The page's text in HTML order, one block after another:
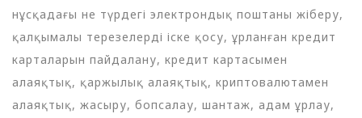
нұсқадағы не түрдегі электрондық поштаны жіберу,
қалқымалы терезелерді іске қосу, ұрланған кредит
карталарын пайдалану, кредит картасымен
алаяқтық, қаржылық алаяқтық, криптовалютамен
алаяқтық, жасыру, бопсалау, шантаж, адам ұрлау,